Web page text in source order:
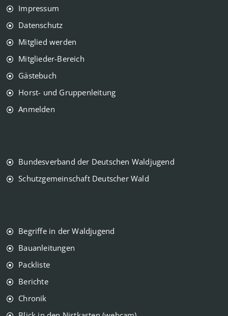
Impressum
Datenschutz
Mitglied werden
Mitglieder-Bereich
Gästebuch
Horst- und Gruppenleitung
Anmelden
Bundesverband der Deutschen Waldjugend
Schutzgemeinschaft Deutscher Wald
Begriffe in der Waldjugend
Bauanleitungen
Packliste
Berichte
Chronik